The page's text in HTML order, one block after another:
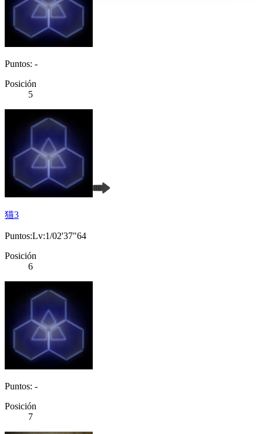
Puntos: -
Posición
5
猫3
Puntos:Lv:1/02'37"64
Posición
6
Puntos: -
Posición
7